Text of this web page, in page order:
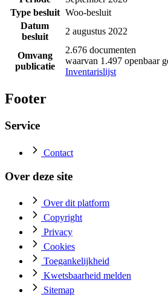
Type besluit Woo-besluit
Datum
besluit
2 augustus 2022
Omvang
publicatie
2.676 documenten
waarvan 1.497 openbaar
Inventarislijst
Footer
Service
Contact
Over deze site
Over dit platform
Copyright
Privacy
Cookies
Toegankelijkheid
Kwetsbaarheid melden
Sitemap